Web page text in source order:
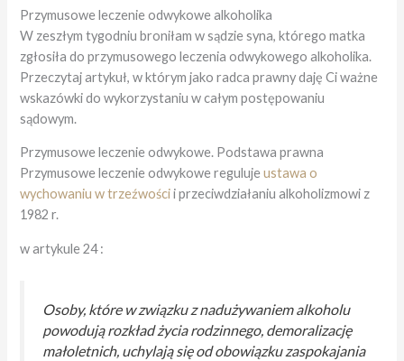
Przymusowe leczenie odwykowe alkoholika
W zeszłym tygodniu broniłam w sądzie syna, którego matka
zgłosiła do przymusowego leczenia odwykowego alkoholika.
Przeczytaj artykuł, w którym jako radca prawny daję Ci ważne
wskazówki do wykorzystaniu w całym postępowaniu
sądowym.
Przymusowe leczenie odwykowe. Podstawa prawna
Przymusowe leczenie odwykowe regulujeustawa o
wychowaniu w trzeźwościi przeciwdziałaniu alkoholizmowi z
1982 r.
w artykule 24 :
Osoby, które w związku z nadużywaniem alkoholu
powodują rozkład życia rodzinnego, demoralizację
małoletnich, uchylają się od obowiązku zaspokajania